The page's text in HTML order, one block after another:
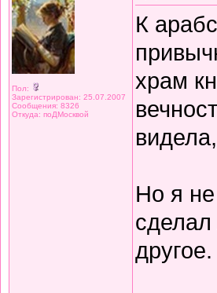
Пол:
Зарегистрирован: 25.07.2007
Сообщения: 8326
Откуда: поДМосквой
К
храм
Но я
другое.